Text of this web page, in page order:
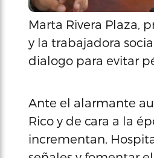
Marta Rivera Plaza,
y la trabajadora
dialogo para evitar
Ante el alarmante
Rico y de cara a la
incrementan,